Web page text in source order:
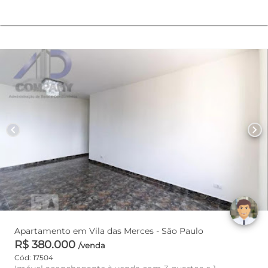
chevron_left chevron_right
Apartamento em Vila das Merces - São Paulo
R$ 380.000 /venda
Cód: 17504